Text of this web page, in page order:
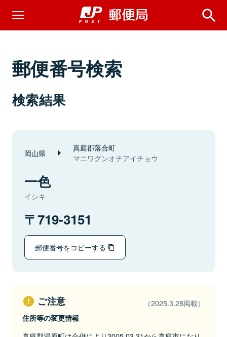
郵便番号検索
検索結果
岡山県 真庭郡落合町
マニワグンオチアイチョウ
一色
イシキ
719-3151
郵便番号をコピーする
ご注意 （2025.3.28掲載）
住所等の変更情報